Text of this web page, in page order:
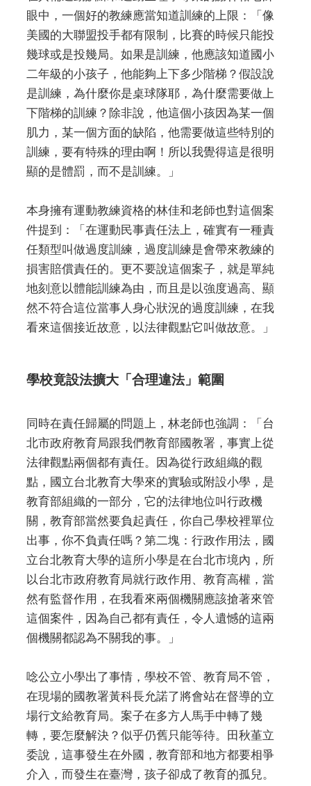
眼中，一個好的教練應當知道訓練的上限：「像
美國的大聯盟投手都有限制，比賽的時候只能投
幾球或是投幾局。如果是訓練，他應該知道國小
二年級的小孩子，他能夠上下多少階梯？假設說
是訓練，為什麼你是桌球隊耶，為什麼需要做上
下階梯的訓練？除非說，他這個小孩因為某一個
肌力，某一個方面的缺陷，他需要做這些特別的
訓練，要有特殊的理由啊！所以我覺得這是很明
顯的是體罰，而不是訓練。」
本身擁有運動教練資格的林佳和老師也對這個案
件提到：「在運動民事責任法上，確實有一種責
任類型叫做過度訓練，過度訓練是會帶來教練的
損害賠償責任的。更不要說這個案子，就是單純
地刻意以體能訓練為由，而且是以強度過高、顯
然不符合這位當事人身心狀況的過度訓練，在我
看來這個接近故意，以法律觀點它叫做故意。」
學校竟設法擴大「合理違法」範圍
同時在責任歸屬的問題上，林老師也強調：「台
北市政府教育局跟我們教育部國教署，事實上從
法律觀點兩個都有責任。因為從行政組織的觀
點，國立台北教育大學來的實驗或附設小學，是
教育部組織的一部分，它的法律地位叫行政機
關，教育部當然要負起責任，你自己學校裡單位
出事，你不負責任嗎？第二塊：行政作用法，國
立台北教育大學的這所小學是在台北市境內，所
以台北市政府教育局就行政作用、教育高權，當
然有監督作用，在我看來兩個機關應該搶著來管
這個案件，因為自己都有責任，令人遺憾的這兩
個機關都認為不關我的事。」
唸公立小學出了事情，學校不管、教育局不管，
在現場的國教署黃科長允諾了將會站在督導的立
場行文給教育局。案子在多方人馬手中轉了幾
轉，要怎麼解決？似乎仍舊只能等待。田秋堇立
委說，這事發生在外國，教育部和地方都要相爭
介入，而發生在臺灣，孩子卻成了教育的孤兒。